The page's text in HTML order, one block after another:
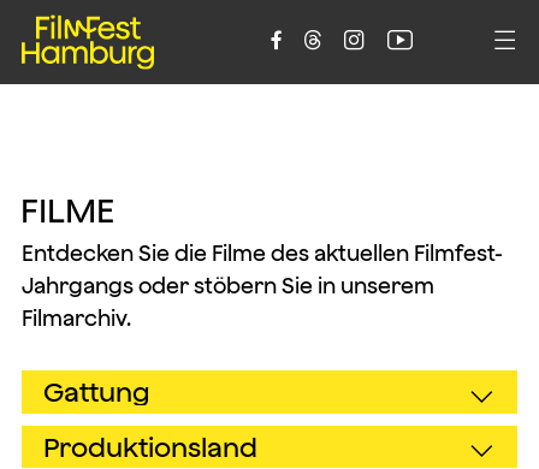
    
FILME
Entdecken Sie die Filme des aktuellen Filmfest-
Jahrgangs oder stöbern Sie in unserem
Filmarchiv.